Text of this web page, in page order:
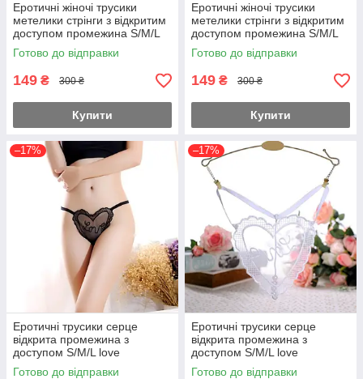
Еротичні жіночі трусики
метелики стрінги з відкритим
доступом промежина S/M/L
Білий
Готово до відправки
149 ₴ 300 ₴
Купити
Еротичні жіночі трусики
метелики стрінги з відкритим
доступом промежина S/M/L
Червоний
Готово до відправки
149 ₴ 300 ₴
Купити
–17%
Еротичні трусики серце
відкрита промежина з
доступом S/M/L love
подарунок Чорний
Готово до відправки
–17%
Еротичні трусики серце
відкрита промежина з
доступом S/M/L love
подарунок Білий
Готово до відправки